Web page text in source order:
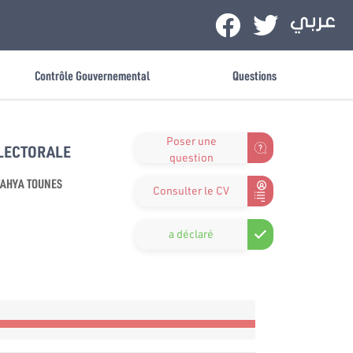
Contrôle Gouvernemental Questions
TOUNES
Poser une
question
Consulter le CV
a déclaré